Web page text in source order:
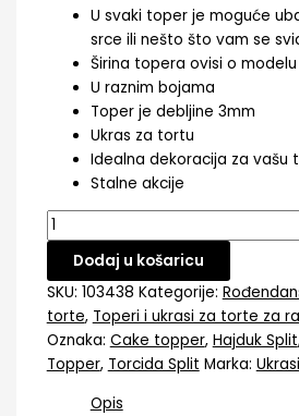
U svaki toper je moguće
srce ili nešto što vam se
Širina topera ovisi o
U raznim bojama
Toper je debljine 3mm
Ukras za tortu
Idealna dekoracija za vašu
Stalne akcije
Dodaj u košaricu
SKU: 103438 Kategorije:
torte, Toperi i ukrasi za torte za
Oznaka: Cake topper, Hajduk Split
Topper, Torcida Split Marka:
Opis